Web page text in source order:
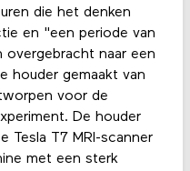
die het denken
en "een periode van
naar een
houder gemaakt van
voor de
De houder
Tesla T7 MRI-scanner
met een sterk